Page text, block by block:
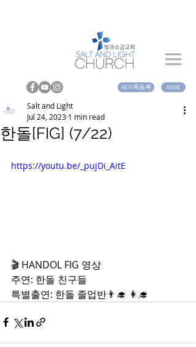
새가족등록 GIVE
한돌[FIG] (7/22)
Salt and Light
Jul 24, 2023 1 min read
https://youtu.be/_pujDi_AitE
🎬 HANDOL FIG 영상
주연: 한돌 친구들
특별출연: 한돌 졸업반👨‍🎓 👩‍🎓